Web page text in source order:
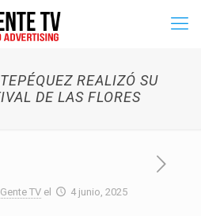
REALIZÓ SU
DE LAS FLORES
TV el 4 junio, 2025